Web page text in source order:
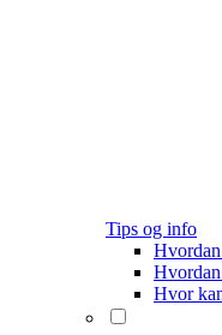
Tips og info
Hvor